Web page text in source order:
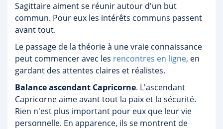
Sagittaire aiment se réunir autour d'un but
commun. Pour eux les intérêts communs passent
avant tout.
Le passage de la théorie à une vraie connaissance
peut commencer avec les rencontres en ligne, en
gardant des attentes claires et réalistes.
Balance ascendant Capricorne. L'ascendant
Capricorne aime avant tout la paix et la sécurité.
Rien n'est plus important pour eux que leur vie
personnelle. En apparence, ils se montrent de